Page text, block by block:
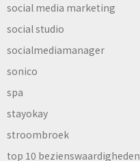
social media marketing
social studio
socialmediamanager
sonico
spa
stayokay
stroombroek
top 10 bezienswaardigheden